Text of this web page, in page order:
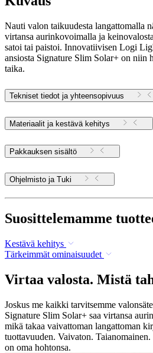
Nauti valon taikuudesta langattomalla
virtansa aurinkovoimalla ja
satoi tai paistoi. Innovatiivisen Logi
ansiosta Signature Slim Solar+ on niin
taika.
Tekniset tiedot ja yhteensopivuus
Materiaalit ja kestävä kehitys
Pakkauksen sisältö
Ohjelmisto ja Tuki
Suosittelemamme
Kestävä kehitys
Tärkeimmät ominaisuudet
Virtaa valosta. Mistä
Joskus me kaikki tarvitsemme
Signature Slim Solar+ saa virtansa
mikä takaa vaivattoman langattoman
tuottavuuden. Vaivaton.
on oma hohtonsa.